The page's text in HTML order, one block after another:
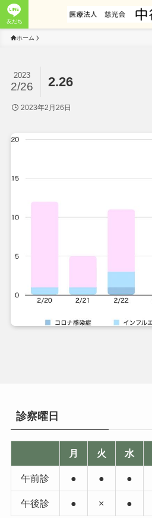
友だち
ホーム
2.26
2023
2/26
2023年2月26日
診察曜日
月 火 水
午前診 ● ● ●
午後診 ● × ●